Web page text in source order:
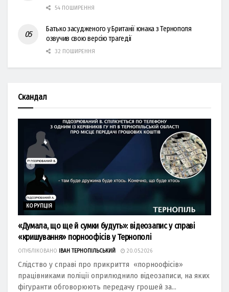
54 ПОШИРЕННЯ
Батько засудженого у Британії юнака з Тернополя
озвучив свою версію трагедії
32 ПОШИРЕННЯ
Скандал
КОРУПЦІЯ
«Думала, що ще й сумки будуть»: відеозапис у справі
«кришування» порноофісів у Тернополі
ОПУБЛІКОВАНО ІВАН ТЕРНОПІЛЬСЬКИЙ 20.05.2026
Слідство у справі про прикриття «порноофісів»
працівниками поліції оприлюднило відеозаписи, на яких
фігуранти обговорюють передачу грошей за...